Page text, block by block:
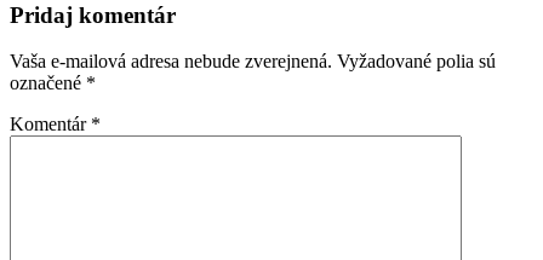
Pridaj komentár
Vaša e-mailová adresa nebude zverejnená. Vyžadované polia sú
označené *
Komentár *